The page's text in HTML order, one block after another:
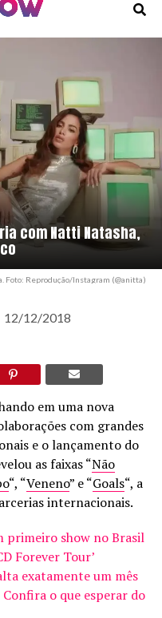
com Natti Natasha,
Foto: Reprodução/Instagram (@anitta)
12/12/2018
em uma nova
com grandes
e o lançamento do
as faixas “Não
“, “Veneno” e “Goals“, a
internacionais.
primeiro show no Brasil
Forever Tour’
exatamente um mês
o que esperar do